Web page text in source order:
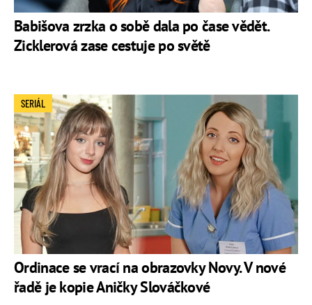
Babišova zrzka o sobě dala po čase vědět.
Zicklerová zase cestuje po světě
Ordinace se vrací na obrazovky Novy. V nové
řadě je kopie Aničky Slováčkové
SERIÁL